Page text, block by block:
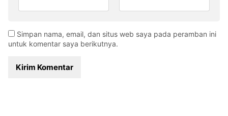
Simpan nama, email, dan situs web saya pada peramban ini
untuk komentar saya berikutnya.